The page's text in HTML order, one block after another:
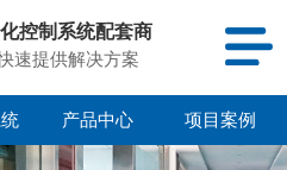
控制系统配套商
速提供解决方案
产品中心 项目案例